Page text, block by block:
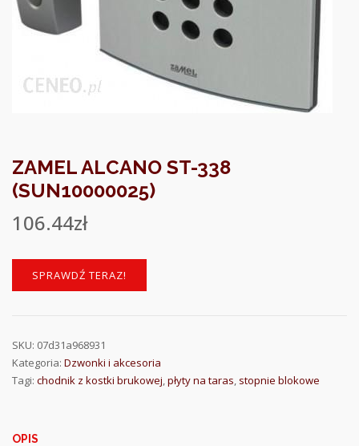
ZAMEL ALCANO ST-338
(SUN10000025)
106.44zł
SPRAWDŹ TERAZ!
SKU: 07d31a968931
Kategoria: Dzwonki i akcesoria
Tagi: chodnik z kostki brukowej,płyty na taras, stopnie blokowe
OPIS